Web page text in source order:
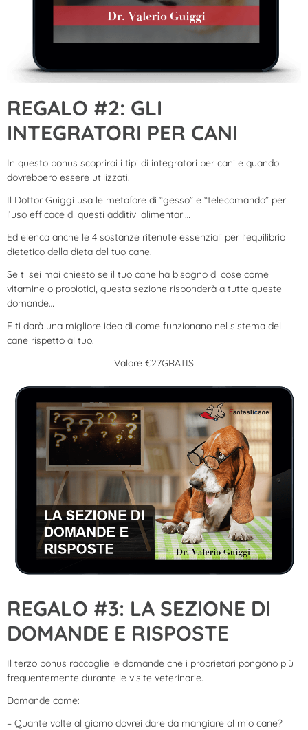
REGALO #2: GLI
INTEGRATORI PER CANI
In questo bonus scoprirai i tipi di integratori per cani e quando
dovrebbero essere utilizzati.
Il Dottor Guiggi usa le metafore di “gesso” e “telecomando” per
l’uso efficace di questi additivi alimentari…
Ed elenca anche le 4 sostanze ritenute essenziali per l’equilibrio
dietetico della dieta del tuo cane.
Se ti sei mai chiesto se il tuo cane ha bisogno di cose come
vitamine o probiotici, questa sezione risponderà a tutte queste
domande…
E ti darà una migliore idea di come funzionano nel sistema del
cane rispetto al tuo.
Valore €27GRATIS
REGALO #3: LA SEZIONE DI
DOMANDE E RISPOSTE
Il terzo bonus raccoglie le domande che i proprietari pongono più
frequentemente durante le visite veterinarie.
Domande come:
– Quante volte al giorno dovrei dare da mangiare al mio cane?